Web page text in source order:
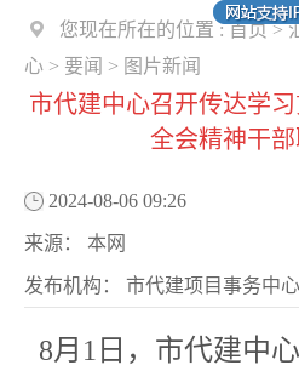
您现在所在的位置 :首页>
心 > 要闻 > 图片新闻
市代建中心召开传达学
全会精神干
2024-08-06 09:26
来源： 本网
发布机构： 市代建项目事务中心
8月1日，市代建中